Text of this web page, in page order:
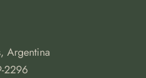
Argentina
2296